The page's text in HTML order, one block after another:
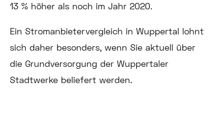
13 % höher als noch im Jahr 2020.
Ein Stromanbietervergleich in Wuppertal lohnt
sich daher besonders, wenn Sie aktuell über
die Grundversorgung der Wuppertaler
Stadtwerke beliefert werden.